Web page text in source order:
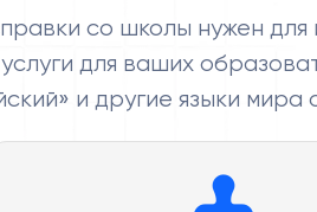
со школы нужен для
для ваших
и другие языки